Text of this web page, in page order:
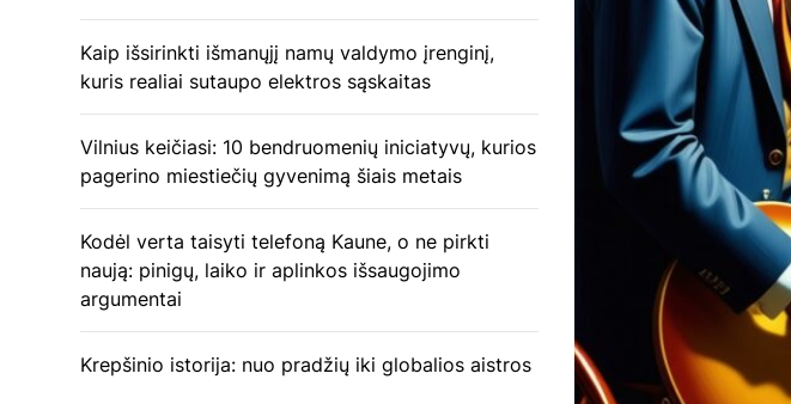
Kaip išsirinkti išmanųjį namų valdymo įrenginį,
kuris realiai sutaupo elektros sąskaitas
Vilnius keičiasi: 10 bendruomenių iniciatyvų, kurios
pagerino miestiečių gyvenimą šiais metais
Kodėl verta taisyti telefoną Kaune, o ne pirkti
naują: pinigų, laiko ir aplinkos išsaugojimo
argumentai
Krepšinio istorija: nuo pradžių iki globalios aistros